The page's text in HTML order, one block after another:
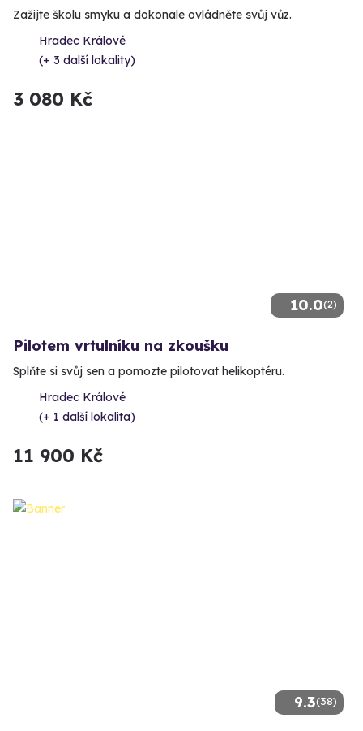
Zažijte školu smyku a dokonale ovládněte svůj vůz.
Hradec Králové
(+ 3 další lokality)
3 080 Kč
10.0(2)
Pilotem vrtulníku na zkoušku
Splňte si svůj sen a pomozte pilotovat helikoptéru.
Hradec Králové
(+ 1 další lokalita)
11 900 Kč
9.3(38)